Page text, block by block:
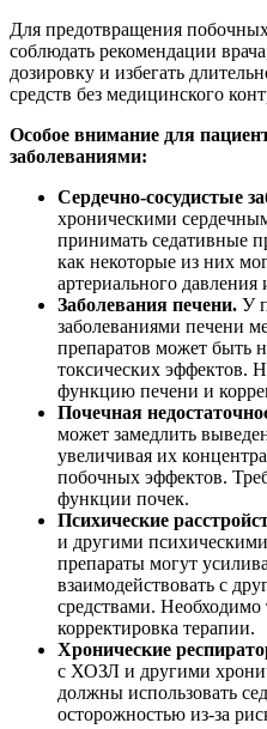
Для предотвращения
соблюдать рекомендации
дозировку и избегать
средств без медицинского
Особое внимание для
заболеваниями:
Сердечно-сосудистые
хроническими
принимать седативные
как некоторые из них
артериального давления
Заболевания печени. У
заболеваниями печени
препаратов может быть
токсических эффектов.
функцию печени и
Почечная
может замедлить
увеличивая их
побочных эффектов.
функции почек.
Психические
и другими
препараты могут
взаимодействовать с
средствами.
корректировка терапии.
Хронические
с ХОЗЛ и другими
должны использовать
осторожностью из-за